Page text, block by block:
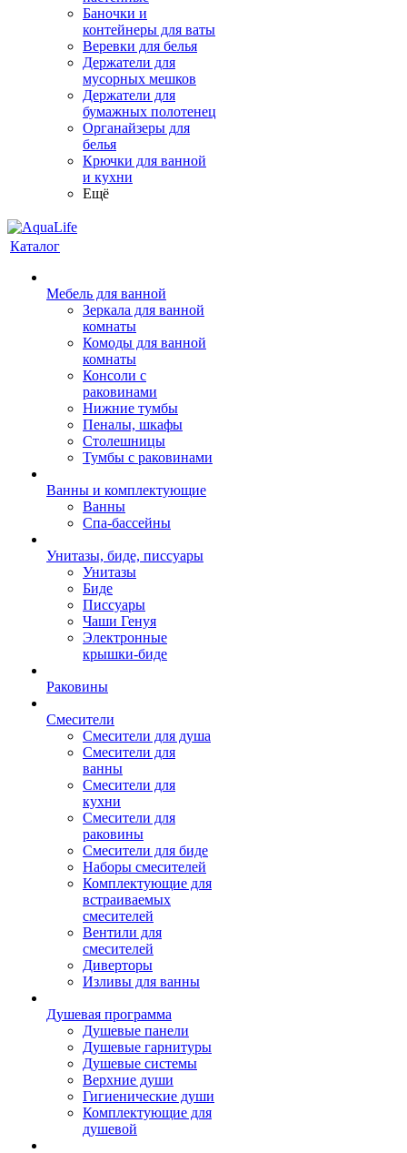
Баночки и
контейнеры для ваты
Веревки для белья
Держатели для
мусорных мешков
Держатели для
бумажных полотенец
Органайзеры для
белья
Крючки для ванной
и кухни
Ещё
Каталог
Мебель для ванной
Зеркала для ванной
комнаты
Комоды для ванной
комнаты
Консоли с
раковинами
Нижние тумбы
Пеналы, шкафы
Столешницы
Тумбы с раковинами
Ванны и комплектующие
Ванны
Спа-бассейны
Унитазы, биде, писсуары
Унитазы
Биде
Писсуары
Чаши Генуя
Электронные
крышки-биде
Раковины
Смесители
Смесители для душа
Смесители для
ванны
Смесители для
кухни
Смесители для
раковины
Смесители для биде
Наборы смесителей
Комплектующие для
встраиваемых
смесителей
Вентили для
смесителей
Диверторы
Изливы для ванны
Душевая программа
Душевые панели
Душевые гарнитуры
Душевые системы
Верхние души
Гигиенические души
Комплектующие для
душевой